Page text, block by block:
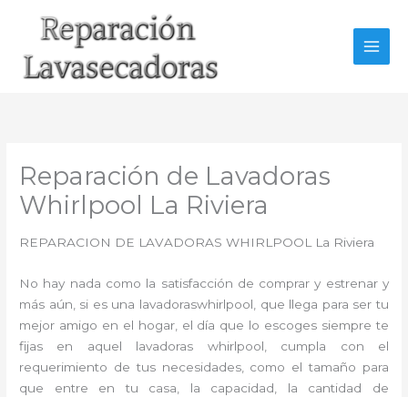
Reparación de Lavadoras
Whirlpool La Riviera
REPARACION DE LAVADORAS WHIRLPOOL La Riviera
No hay nada como la satisfacción de comprar y estrenar y
más aún, si es una lavadoraswhirlpool, que llega para ser tu
mejor amigo en el hogar, el día que lo escoges siempre te
fijas en aquel lavadoras whirlpool, cumpla con el
requerimiento de tus necesidades, como el tamaño para
que entre en tu casa, la capacidad, la cantidad de